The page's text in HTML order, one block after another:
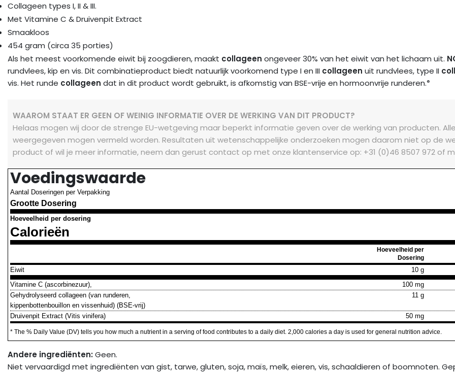
Collageen types I, II & III.
Met Vitamine C & Druivenpit Extract
Smaakloos
454 gram (circa 35 porties)
Als het meest voorkomende eiwit bij zoogdieren, maakt collageen ongeveer 30% van het eiwit van het lichaam uit.
rundvlees, kip en vis. Dit combinatieproduct biedt natuurlijk voorkomend type I en III collageen uit rundvlees, type II
vis. Het runde collageen dat in dit product wordt gebruikt, is afkomstig van BSE-vrije en hormoonvrije runderen.®
WAAROM STAAT ER GEEN OF WEINIG INFORMATIE OVER DE WERKING VAN DIT PRODUCT?
Helaas mogen wij door de strenge EU-wetgeving maar beperkt informatie geven over de werking van producten.
weergegeven mogen vermeld worden. Resultaten uit wetenschappelijke onderzoeken mogen daarom niet op de
product of wil je meer informatie, neem dan gerust contact op met onze klantenservice op: +31 (0)46 8507 972 of
Voedingswaarde
Aantal Doseringen per Verpakking
Grootte Dosering
Hoeveelheid per dosering
Calorieën
Hoeveelheid per
Dosering
Eiwit 10 g
Vitamine C (ascorbinezuur),
100 mg
Gehydrolyseerd collageen (van runderen,
kippenbottenbouillon en vissenhuid) (BSE-vrij)
11 g
Druivenpit Extract (Vitis vinifera) 50 mg
* The % Daily Value (DV) tells you how much a nutrient in a serving of food contributes to a daily diet. 2,000 calories a day is used for general nutrition advice.
Andere ingrediënten:Geen.
Niet vervaardigd met ingrediënten van gist, tarwe, gluten, soja, maïs, melk, eieren, vis, schaaldieren of boomnoten.